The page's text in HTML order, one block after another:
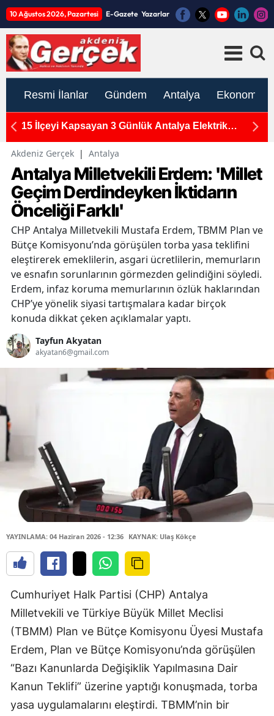
10 Ağustos 2026, Pazartesi E-Gazete Yazarlar
Resmi İlanlar Gündem Antalya Ekonomi
15 İlçeyi Kapsayan 3 Günlük Antalya Elektrik
Akdeniz Gerçek | Antalya
Antalya Milletvekili Erdem: 'Millet
Geçim Derdindeyken İktidarın
Önceliği Farklı'
CHP Antalya Milletvekili Mustafa Erdem, TBMM Plan ve
Bütçe Komisyonu’nda görüşülen torba yasa teklifini
eleştirerek emeklilerin, asgari ücretlilerin, memurların
ve esnafın sorunlarının görmezden gelindiğini söyledi.
Erdem, infaz koruma memurlarının özlük haklarından
CHP’ye yönelik siyasi tartışmalara kadar birçok
konuda dikkat çeken açıklamalar yaptı.
Tayfun Akyatan
akyatan6@gmail.com
YAYINLAMA: 04 Haziran 2026 - 12:36 KAYNAK: Ulaş Kökçe
Cumhuriyet Halk Partisi (CHP) Antalya
Milletvekili ve Türkiye Büyük Millet Meclisi
(TBMM) Plan ve Bütçe Komisyonu Üyesi Mustafa
Erdem, Plan ve Bütçe Komisyonu’nda görüşülen
“Bazı Kanunlarda Değişiklik Yapılmasına Dair
Kanun Teklifi” üzerine yaptığı konuşmada, torba
yasa uygulamalarını eleştirdi. TBMM’nin bir